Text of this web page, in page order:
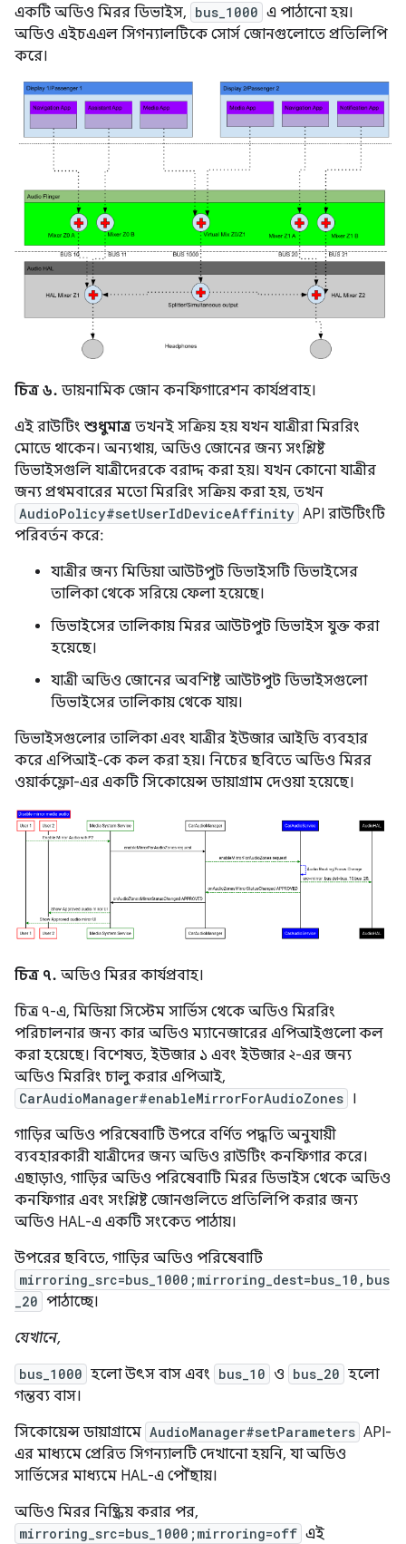
একটি অডিও মিরর ডিভাইস, bus_1000 এ পাঠানো হয়।
অডিও এইচএএল সিগন্যালটিকে সোর্স জোনগুলোতে প্রতিলিপি
করে।
চিত্র ৬. ডায়নামিক জোন কনফিগারেশন কার্যপ্রবাহ।
এই রাউটিং শুধুমাত্র তখনই সক্রিয় হয় যখন যাত্রীরা মিররিং
মোডে থাকেন। অন্যথায়, অডিও জোনের জন্য সংশ্লিষ্ট
ডিভাইসগুলি যাত্রীদেরকে বরাদ্দ করা হয়। যখন কোনো যাত্রীর
জন্য প্রথমবারের মতো মিররিং সক্রিয় করা হয়, তখন
AudioPolicy#setUserIdDeviceAffinity API রাউটিংটি
পরিবর্তন করে:
যাত্রীর জন্য মিডিয়া আউটপুট ডিভাইসটি ডিভাইসের
তালিকা থেকে সরিয়ে ফেলা হয়েছে।
ডিভাইসের তালিকায় মিরর আউটপুট ডিভাইস যুক্ত করা
হয়েছে।
যাত্রী অডিও জোনের অবশিষ্ট আউটপুট ডিভাইসগুলো
ডিভাইসের তালিকায় থেকে যায়।
ডিভাইসগুলোর তালিকা এবং যাত্রীর ইউজার আইডি ব্যবহার
করে এপিআই-কে কল করা হয়। নিচের ছবিতে অডিও মিরর
ওয়ার্কফ্লো-এর একটি সিকোয়েন্স ডায়াগ্রাম দেওয়া হয়েছে।
চিত্র ৭. অডিও মিরর কার্যপ্রবাহ।
চিত্র ৭-এ, মিডিয়া সিস্টেম সার্ভিস থেকে অডিও মিররিং
পরিচালনার জন্য কার অডিও ম্যানেজারের এপিআইগুলো কল
করা হয়েছে। বিশেষত, ইউজার ১ এবং ইউজার ২-এর জন্য
অডিও মিররিং চালু করার এপিআই,
CarAudioManager#enableMirrorForAudioZones ।
গাড়ির অডিও পরিষেবাটি উপরে বর্ণিত পদ্ধতি অনুযায়ী
ব্যবহারকারী যাত্রীদের জন্য অডিও রাউটিং কনফিগার করে।
এছাড়াও, গাড়ির অডিও পরিষেবাটি মিরর ডিভাইস থেকে অডিও
কনফিগার এবং সংশ্লিষ্ট জোনগুলিতে প্রতিলিপি করার জন্য
অডিও HAL-এ একটি সংকেত পাঠায়।
উপরের ছবিতে, গাড়ির অডিও পরিষেবাটি
mirroring_src=bus_1000;mirroring_dest=bus_10,bus
_20 পাঠাচ্ছে।
যেখানে,
bus_1000 হলো উৎস বাস এবং bus_10 ও bus_20 হলো
গন্তব্য বাস।
সিকোয়েন্স ডায়াগ্রামে AudioManager#setParameters API-
এর মাধ্যমে প্রেরিত সিগন্যালটি দেখানো হয়নি, যা অডিও
সার্ভিসের মাধ্যমে HAL-এ পৌঁছায়।
অডিও মিরর নিষ্ক্রিয় করার পর,
mirroring_src=bus_1000;mirroring=off এই